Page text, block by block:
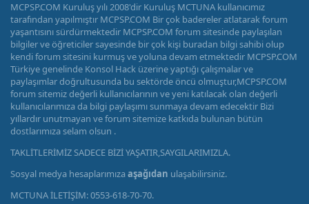
MCPSP.COM Kuruluş yılı 2008'dir Kuruluş MCTUNA kullanıcımız
tarafından yapılmıştır MCPSP.COM Bir çok badereler atlatarak forum
yaşantısını sürdürmektedir MCPSP.COM forum sitesinde paylaşılan
bilgiler ve öğreticiler sayesinde bir çok kişi buradan bilgi sahibi olup
kendi forum sitesini kurmuş ve yoluna devam etmektedir MCPSP.COM
Türkiye genelinde Konsol Hack üzerine yaptığı çalışmalar ve
paylaşımlar doğrultusunda bu sektörde öncü olmuştur,MCPSP.COM
forum sitemiz değerli kullanıcılarının ve yeni katılacak olan değerli
kullanıcılarımıza da bilgi paylaşımı sunmaya devam edecektir Bizi
yıllardır unutmayan ve forum sitemize katkıda bulunan bütün
dostlarımıza selam olsun .
TAKLİTLERİMİZ SADECE BİZİ YAŞATIR,SAYGILARIMIZLA.
Sosyal medya hesaplarımızaaşağıdan ulaşabilirsiniz.
MCTUNA İLETİŞİM: 0553-618-70-70.